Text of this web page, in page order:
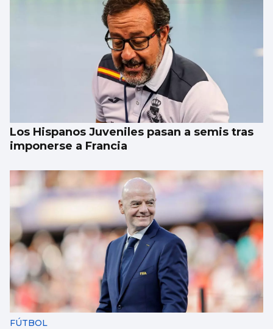
Los Hispanos Juveniles pasan a semis tras
imponerse a Francia
FÚTBOL